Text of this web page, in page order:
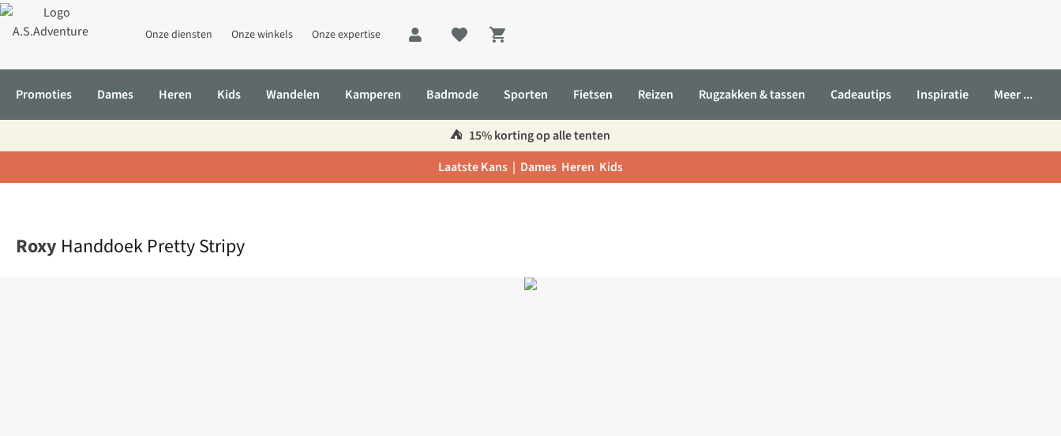
Onze diensten Onze winkels Onze expertise
Shopping cart
Promoties Dames Heren Kids Wandelen Kamperen Badmode Sporten Fietsen Reizen Rugzakken & tassen Cadeautips Inspiratie Meer ...
⛺️ 15% korting op alle tenten
Laatste Kans | Dames Heren Kids
Roxy Handdoek Pretty Stripy